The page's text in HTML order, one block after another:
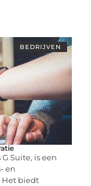
BEDRIJVEN
Suite, is een
en
Het biedt